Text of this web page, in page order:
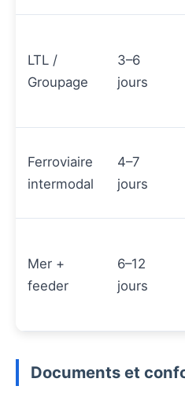
LTL /
Groupage
3–6
jours
Ferroviaire
intermodal
4–7
jours
Mer +
feeder
6–12
jours
Documents et